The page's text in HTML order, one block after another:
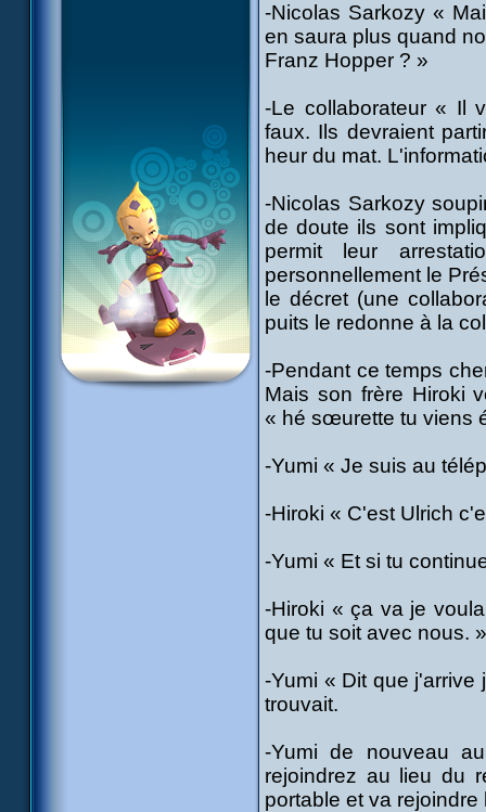
-Nicolas Sarkozy «
en saura plus quand
Franz Hopper ? »
-Le collaborateur « Il
faux. Ils devraient
heur du mat.
-Nicolas Sarkozy
de doute ils sont
permit leur
personnellement le
le décret (une
puits le redonne à la
-Pendant ce temps
Mais son frère Hiroki
« hé sœurette tu viens
-Yumi « Je suis au
-Hiroki « C'est Ulrich
-Yumi « Et si tu
-Hiroki « ça va je
que tu soit avec nous. »
-Yumi « Dit que j'arrive
trouvait.
-Yumi de nouveau
rejoindrez au lieu du
portable et va rejoindre